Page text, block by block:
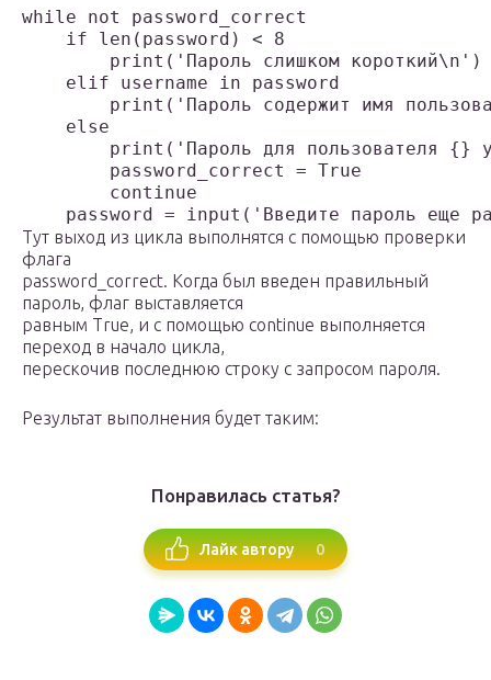
while not password_correct
    if len(password) < 8
        print('Пароль слишком короткий\n')
    elif username in password
print('Пароль содержит имя
    else
print('Пароль для пользователя {}
        password_correct = True
        continue
Тут выход из цикла выполнятся с помощью проверки
флага
password_correct. Когда был введен правильный
пароль, флаг выставляется
равным True, и с помощью continue выполняется
переход в начало цикла,
перескочив последнюю строку с запросом пароля.
Результат выполнения будет таким:
Понравилась статья?
Лайк автору 0